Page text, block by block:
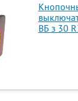
ВБ з 30